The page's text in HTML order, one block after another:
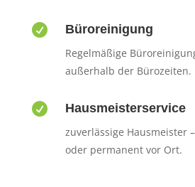
 Büroreinigung
Regelmäßige
außerhalb der Bürozeiten.
 Hausmeisterservice
zuverlässige Hausmeister
oder permanent vor Ort.